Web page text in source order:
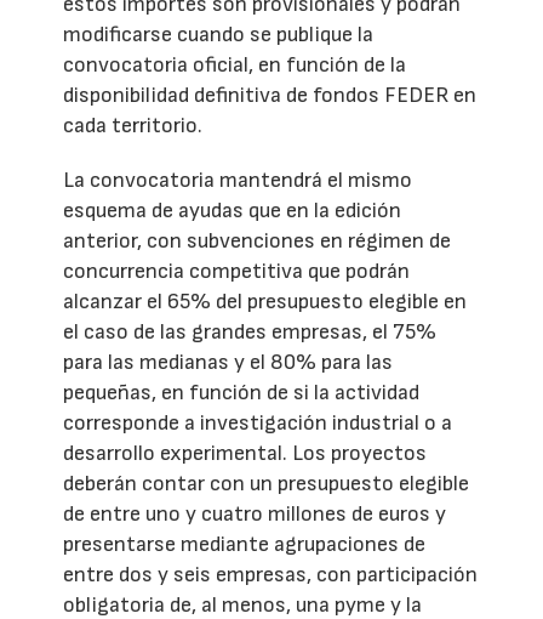
modificarse cuando se publique la
convocatoria oficial, en función de la
disponibilidad definitiva de fondos FEDER en
cada territorio.
La convocatoria mantendrá el mismo
esquema de ayudas que en la edición
anterior, con subvenciones en régimen de
concurrencia competitiva que podrán
alcanzar el 65% del presupuesto elegible en
el caso de las grandes empresas, el 75%
para las medianas y el 80% para las
pequeñas, en función de si la actividad
corresponde a investigación industrial o a
desarrollo experimental. Los proyectos
deberán contar con un presupuesto elegible
de entre uno y cuatro millones de euros y
presentarse mediante agrupaciones de
entre dos y seis empresas, con participación
obligatoria de, al menos, una pyme y la